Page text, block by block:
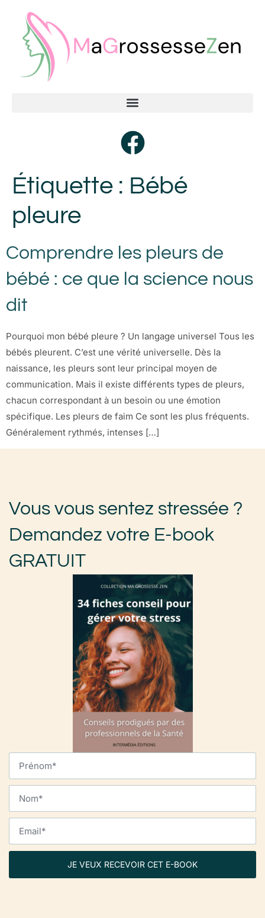
Étiquette : Bébé
pleure
Comprendre les pleurs de
bébé : ce que la science nous
dit
Pourquoi mon bébé pleure ? Un langage universel Tous les
bébés pleurent. C’est une vérité universelle. Dès la
naissance, les pleurs sont leur principal moyen de
communication. Mais il existe différents types de pleurs,
chacun correspondant à un besoin ou une émotion
spécifique. Les pleurs de faim Ce sont les plus fréquents.
Généralement rythmés, intenses […]
Vous vous sentez stressée ?
Demandez votre E-book
GRATUIT
JE VEUX RECEVOIR CET E-BOOK